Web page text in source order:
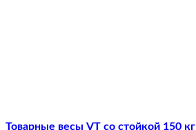
Товарные весы VT со стойкой 150 кг